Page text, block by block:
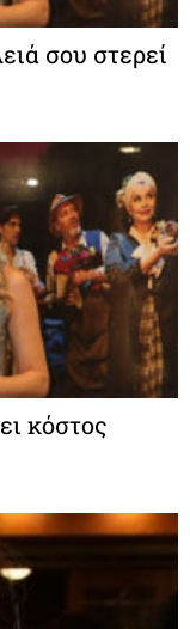
σου στερεί
κόστος